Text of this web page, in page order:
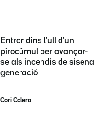
Entrar dins l'ull d'un
pirocúmul per avançar-
se als incendis de sisena
generació
Cori Calero